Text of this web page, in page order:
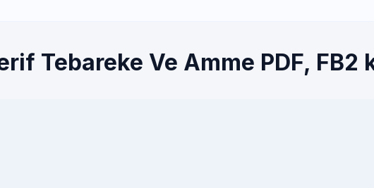
Tebareke Ve Amme PDF, FB2